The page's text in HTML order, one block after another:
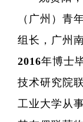
（广州）青
组长，广州
2016年博士
技术研究院
工业大学从